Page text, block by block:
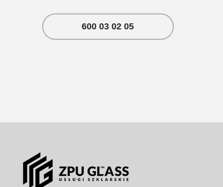
600 03 02 05